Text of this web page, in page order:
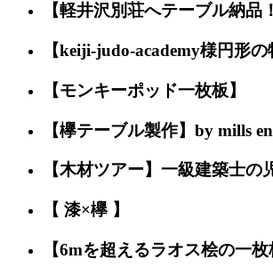
【軽井沢別荘へテーブル納品
【keiji-judo-academy様円形の
【モンキーポッド一枚板】
【欅テーブル製作】by mills
【木材ツアー】一級建築士の
【 漆×欅 】
【6mを超えるラオス桧の一枚